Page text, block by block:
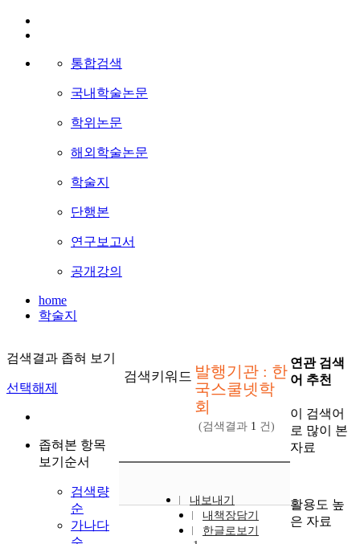
통합검색
국내학술논문
학위논문
해외학술논문
학술지
단행본
연구보고서
공개강의
home
학술지
검색결과 좁혀 보기
선택해제
좁혀본 항목
보기순서
검색량
순
가나다
검색키워드 발행기관 : 한
국스쿨넷학
회
(검색결과 1 건)
내보내기
내책장담기
한글로보기
연관 검색
어 추천
이 검색어
로 많이 본
자료
활용도 높
은 자료